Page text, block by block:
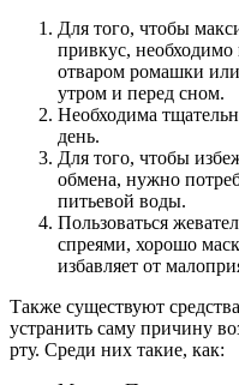
Для того, чтобы
привкус, необходимо
отваром ромашки
утром и перед сном.
Необходима
день.
Для того, чтобы
обмена, нужно
питьевой воды.
Пользоваться
спреями, хорошо
избавляет от
Также существуют
устранить саму причину
рту. Среди них такие, как: